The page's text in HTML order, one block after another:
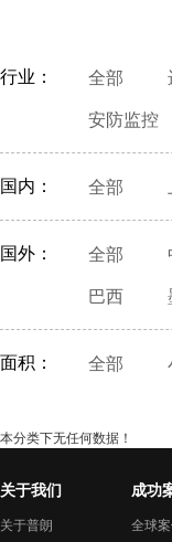
行业： 全部
安防监控
国内： 全部
国外： 全部
巴西
面积： 全部
本分类下无任何数据！
关于我们
关于普朗
成功
全球